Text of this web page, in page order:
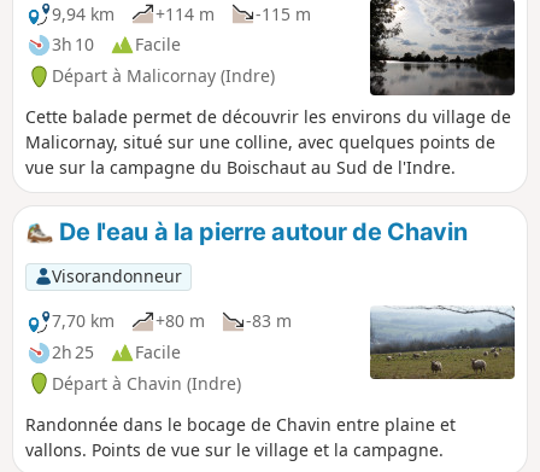
9,94 km
+114 m
-115 m
3h 10
Facile
Départ à Malicornay (Indre)
Cette balade permet de découvrir les environs du village de
Malicornay, situé sur une colline, avec quelques points de
vue sur la campagne du Boischaut au Sud de l'Indre.
De l'eau à la pierre autour de Chavin
Visorandonneur
7,70 km
+80 m
-83 m
2h 25
Facile
Départ à Chavin (Indre)
Randonnée dans le bocage de Chavin entre plaine et
vallons. Points de vue sur le village et la campagne.